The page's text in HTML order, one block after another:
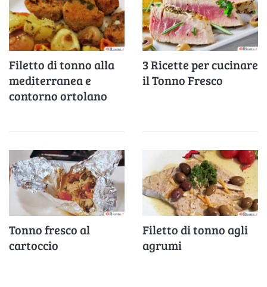
Filetto di tonno alla
mediterranea e
contorno ortolano
3 Ricette per cucinare
il Tonno Fresco
Tonno fresco al
cartoccio
Filetto di tonno agli
agrumi